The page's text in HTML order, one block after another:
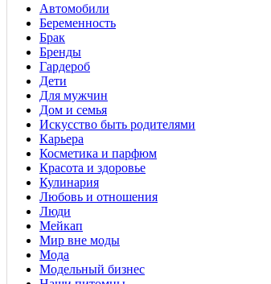
Автомобили
Беременность
Брак
Бренды
Гардероб
Дети
Для мужчин
Дом и семья
Искусство быть родителями
Карьера
Косметика и парфюм
Красота и здоровье
Кулинария
Любовь и отношения
Люди
Мейкап
Мир вне моды
Мода
Модельный бизнес